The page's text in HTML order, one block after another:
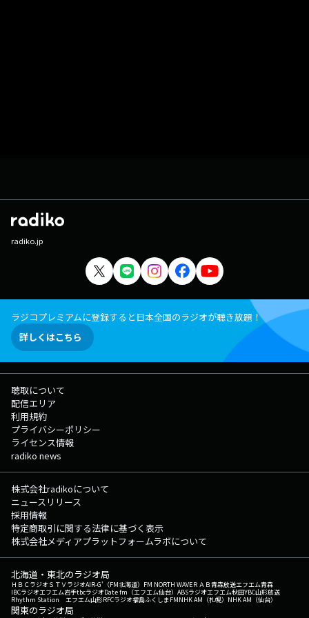
radiko.jp
ラジコプレミアムに登録すると日本全国のラジオが聴き放題！
詳しくはこちら
聴取について
配信エリア
利用規約
プライバシーポリシー
ライセンス情報
radiko news
株式会社radikoについて
ニュースリリース
採用情報
特定商取引に関する法律に基づく表示
株式会社メディアプラットフォームラボについて
北海道・東北のラジオ局
ＨＢＣラジオＳＴＶラジオAIR-G'（FM北海道） FM NORTH WAVEＲＡＢ青森放送エフエム青森
IBCラジオエフエム岩手tbcラジオDate fm（エフエム仙台） ABSラジオエフエム秋田YBC山形放送
Rhythm Station エフエム山形RFCラジオ福島ふくしまFMNHK AM（札幌） NHK AM（仙台）
関東のラジオ局